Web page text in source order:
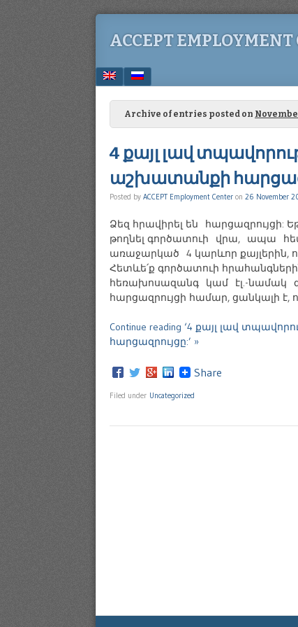
ACCEPT EMPLOYMENT
Menu
SKIP TO CONTENT
Archive of entries posted on
4 քայլ լավ
աշխատանքի
Posted by ACCEPT Employment Center on 26 November
Ձեզ հրավիրել են
թողնել գործատուի վրա, ապա
առաջարկած 4 կարևոր քայլերին,
Հետևե՛ք գործատուի
հեռախոսազանգ կամ էլ.-նամակ
հարցազրույցի համար, ցանկալի է,
Continue reading ‘4 քայլ լավ
հարցազրույցը:’ »
Share
Filed under Uncategorized